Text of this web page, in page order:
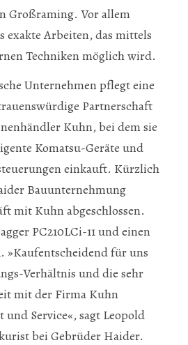
Großraming. Vor allem
exakte Arbeiten, das mittels
Techniken möglich wird.
Unternehmen pflegt eine
Partnerschaft
Kuhn, bei dem sie
Komatsu-Geräte und
einkauft. Kürzlich
Bauunternehmung
mit Kuhn abgeschlossen.
PC210LCi-11 und einen
»Kaufentscheidend für uns
Verhältnis und die sehr
mit der Firma Kuhn
Service«, sagt Leopold
bei Gebrüder Haider.